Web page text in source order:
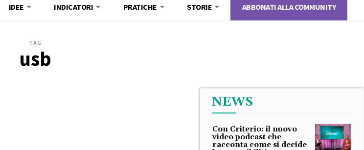
IDEE INDICATORI PRATICHE STORIE ABBONATI ALLA COMMUNITY
TAG
usb
NEWS
Con Criterio: il nuovo
video podcast che
racconta come si decide